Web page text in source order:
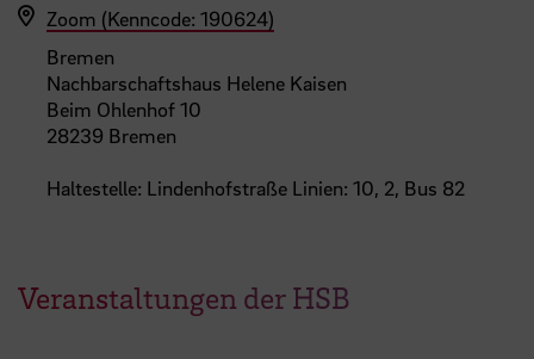
Zoom (Kenncode: 190624)
Bremen
Nachbarschaftshaus Helene Kaisen
Beim Ohlenhof 10
28239 Bremen
Haltestelle: Lindenhofstraße Linien: 10, 2, Bus 82
Veranstaltungen der HSB